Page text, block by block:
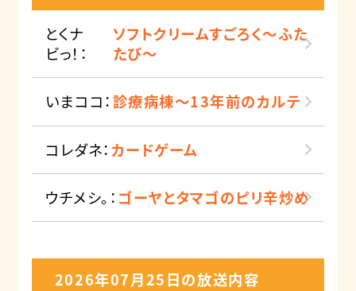
とくナ
ビっ！：
ソフトクリームすごろく～ふた
たび～
いまココ：診療病棟～13年前のカルテ
コレダネ： カードゲーム
ウチメシ。： ゴーヤとタマゴのピリ辛炒め
2026年07月25日の放送内容